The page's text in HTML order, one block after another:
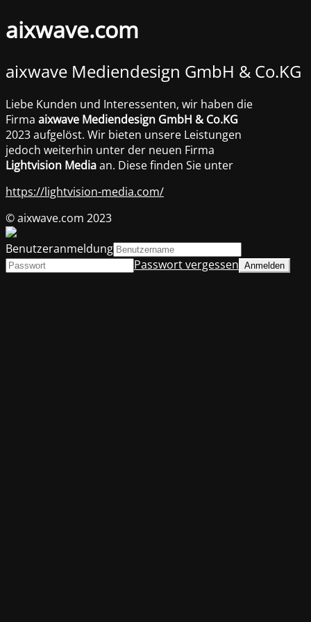
aixwave.com
aixwave Mediendesign GmbH & Co.KG
Liebe Kunden und Interessenten, wir haben die
Firma aixwave Mediendesign GmbH & Co.KG
2023 aufgelöst. Wir bieten unsere Leistungen
jedoch weiterhin unter der neuen Firma
Lightvision Mediaan. Diese finden Sie unter
https://lightvision-media.com/
© aixwave.com 2023
Benutzeranmeldung
Passwort vergessen